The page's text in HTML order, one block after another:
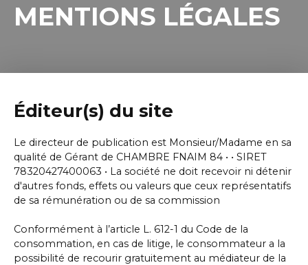
MENTIONS LÉGALES
Éditeur(s) du site
Le directeur de publication est Monsieur/Madame en sa
qualité de Gérant de CHAMBRE FNAIM 84 • • SIRET
78320427400063 • La société ne doit recevoir ni détenir
d'autres fonds, effets ou valeurs que ceux représentatifs
de sa rémunération ou de sa commission
Conformément à l’article L. 612-1 du Code de la
consommation, en cas de litige, le consommateur a la
possibilité de recourir gratuitement au médiateur de la